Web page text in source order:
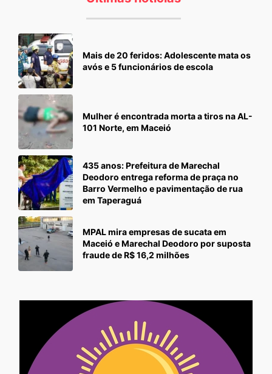
Mais de 20 feridos: Adolescente mata os
avós e 5 funcionários de escola
Mulher é encontrada morta a tiros na AL-
101 Norte, em Maceió
435 anos: Prefeitura de Marechal
Deodoro entrega reforma de praça no
Barro Vermelho e pavimentação de rua
em Taperaguá
MPAL mira empresas de sucata em
Maceió e Marechal Deodoro por suposta
fraude de R$ 16,2 milhões